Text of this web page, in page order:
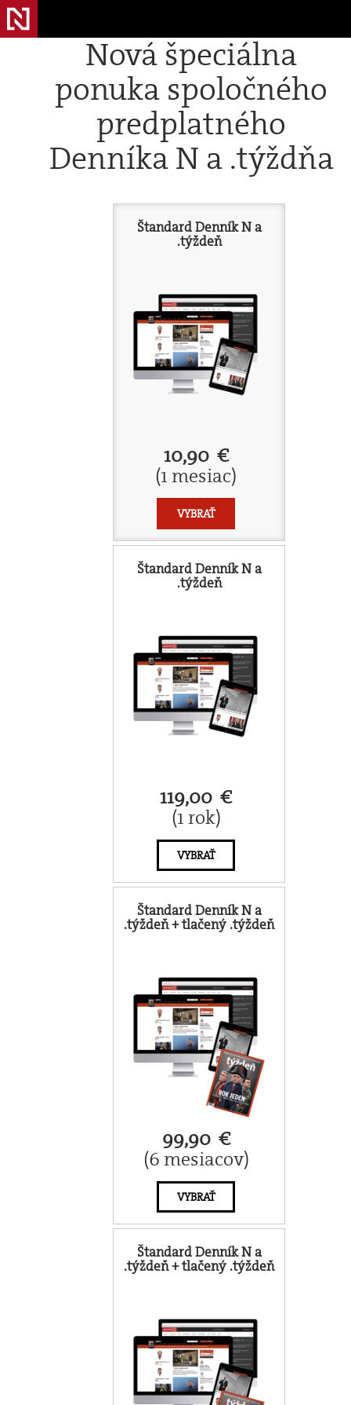
Nová špeciálna
ponuka spoločného
predplatného
Denníka N a .týždňa
Štandard Denník N a
.týždeň
10,90 €
(1 mesiac)
VYBRAŤ
Štandard Denník N a
.týždeň
119,00 €
(1 rok)
VYBRAŤ
Štandard Denník N a
.týždeň + tlačený .týždeň
99,90 €
(6 mesiacov)
VYBRAŤ
Štandard Denník N a
.týždeň + tlačený .týždeň